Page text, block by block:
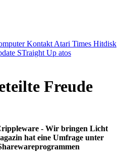
Kontakt Atari Times Hitdisk
STraight Up atos
Freude
- Wir bringen Licht
hat eine Umfrage unter